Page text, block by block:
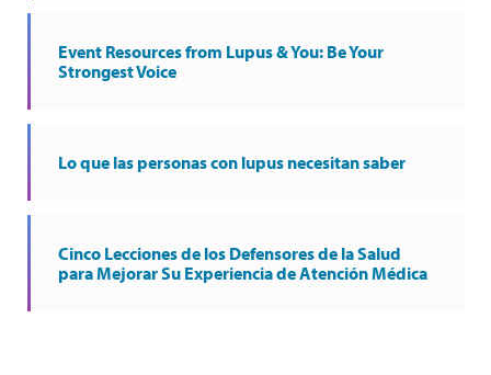
Event Resources from Lupus & You: Be Your
Strongest Voice
Lo que las personas con lupus necesitan saber
Cinco Lecciones de los Defensores de la Salud
para Mejorar Su Experiencia de Atención Médica